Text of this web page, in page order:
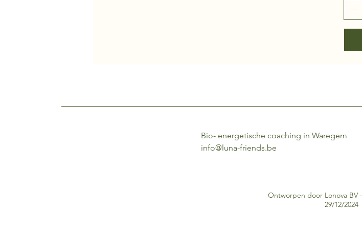
Bio- energetische coaching in Waregem
info@luna-friends.be
Ontworpen door Lonova BV
29/12/2024